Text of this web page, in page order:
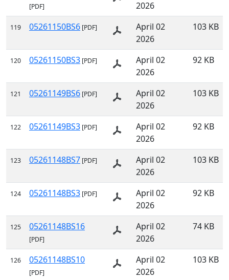
[PDF]
2026
119 05261150BS6 [PDF]
April 02
2026
103 KB
120 05261150BS3 [PDF]
April 02
2026
92 KB
121 05261149BS6 [PDF]
April 02
2026
103 KB
122 05261149BS3 [PDF]
April 02
2026
92 KB
123 05261148BS7 [PDF]
April 02
2026
103 KB
124 05261148BS3 [PDF]
April 02
2026
92 KB
125 05261148BS16
[PDF]
April 02
2026
74 KB
126 05261148BS10
[PDF]
April 02
2026
103 KB